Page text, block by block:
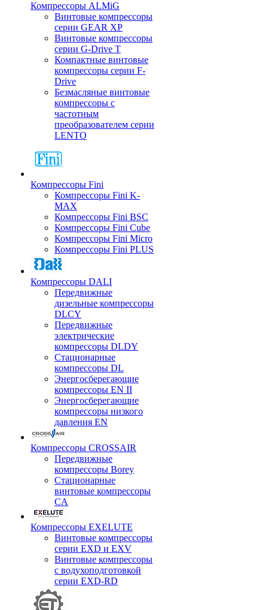
Компрессоры ALMiG
Винтовые компрессоры
серии GEAR XP
Винтовые компрессоры
серии G-Drive T
Компактные винтовые
компрессоры серии F-
Drive
Безмасляные винтовые
компрессоры с
частотным
преобразователем серии
LENTO
Компрессоры Fini
Компрессоры Fini K-
MAX
Компрессоры Fini BSC
Компрессоры Fini Cube
Компрессоры Fini Micro
Компрессоры Fini PLUS
Компрессоры DALI
Передвижные
дизельные компрессоры
DLCY
Передвижные
электрические
компрессоры DLDY
Стационарные
компрессоры DL
Энергосберегающие
компрессоры EN II
Энергосберегающие
компрессоры низкого
давления EN
Компрессоры CROSSAIR
Передвижные
компрессоры Borey
Стационарные
винтовые компрессоры
CA
Компрессоры EXELUTE
Винтовые компрессоры
серии EXD и EXV
Винтовые компрессоры
с водухоподготовкой
серии EXD-RD